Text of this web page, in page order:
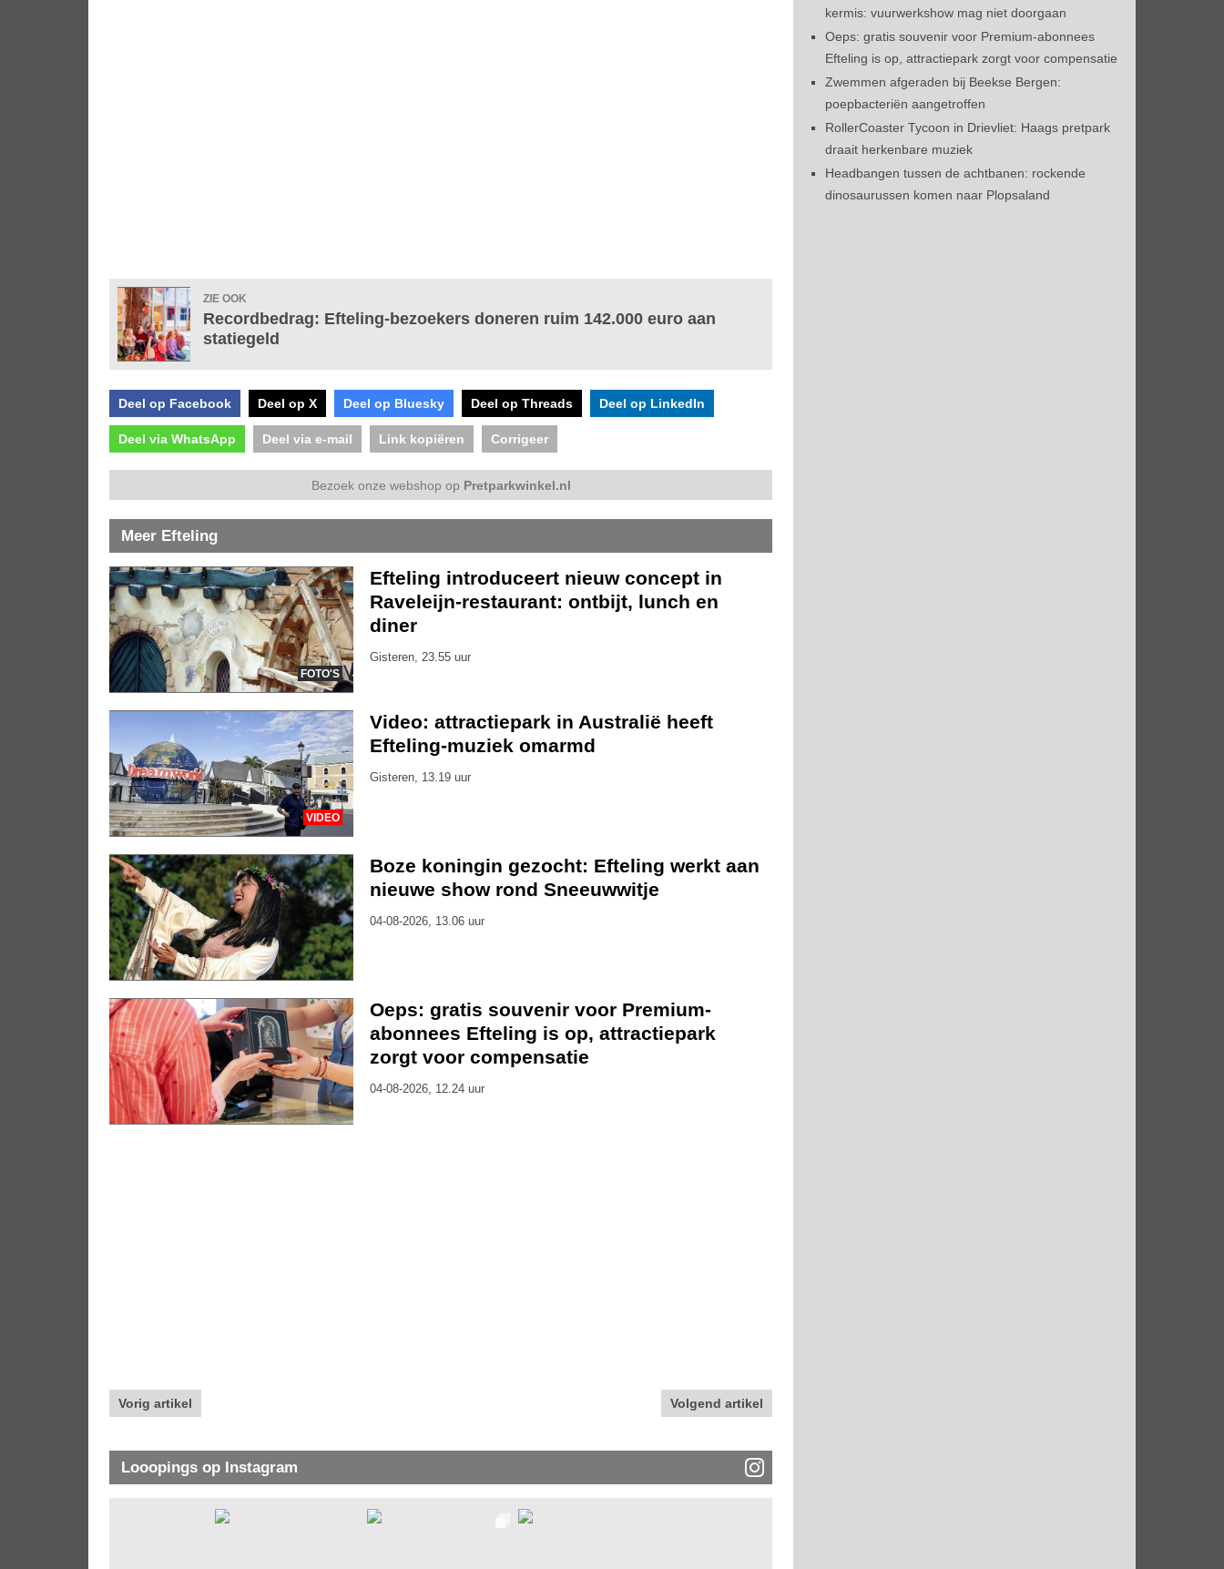
ZIE OOK
Recordbedrag: Efteling-bezoekers doneren ruim 142.000 euro aan
statiegeld
Deel op Facebook Deel op X Deel op Bluesky Deel op Threads Deel op LinkedIn
Deel via WhatsApp Deel via e-mail Link kopiëren Corrigeer
Bezoek onze webshop op Pretparkwinkel.nl
Meer Efteling
FOTO'S
Efteling introduceert nieuw concept in
Raveleijn-restaurant: ontbijt, lunch en
diner
Gisteren, 23.55 uur
VIDEO
Video: attractiepark in Australië heeft
Efteling-muziek omarmd
Gisteren, 13.19 uur
Boze koningin gezocht: Efteling werkt aan
nieuwe show rond Sneeuwwitje
04-08-2026, 13.06 uur
Oeps: gratis souvenir voor Premium-
abonnees Efteling is op, attractiepark
zorgt voor compensatie
04-08-2026, 12.24 uur
Vorig artikel Volgend artikel
Looopings op Instagram
kermis: vuurwerkshow mag niet doorgaan
Oeps: gratis souvenir voor Premium-abonnees
Efteling is op, attractiepark zorgt voor compensatie
Zwemmen afgeraden bij Beekse Bergen:
poepbacteriën aangetroffen
RollerCoaster Tycoon in Drievliet: Haags pretpark
draait herkenbare muziek
Headbangen tussen de achtbanen: rockende
dinosaurussen komen naar Plopsaland